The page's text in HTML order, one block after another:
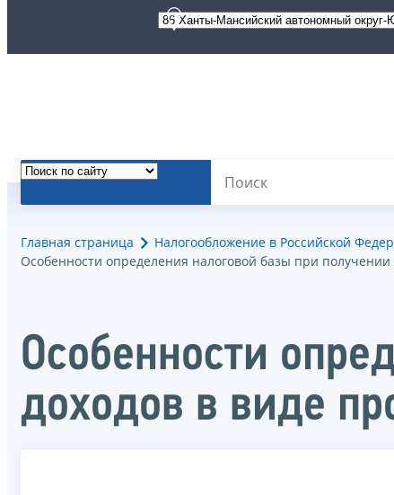
Главная страница Налогообложение в Российской
Особенности определения налоговой базы при
Особенности
доходов в виде